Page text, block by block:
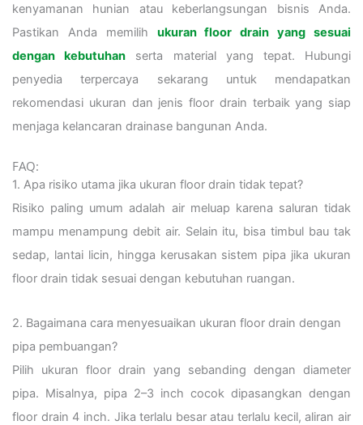
kenyamanan hunian atau keberlangsungan bisnis Anda.
Pastikan Anda memilih ukuran floor drain yang sesuai
dengan kebutuhan serta material yang tepat. Hubungi
penyedia terpercaya sekarang untuk mendapatkan
rekomendasi ukuran dan jenis floor drain terbaik yang siap
menjaga kelancaran drainase bangunan Anda.
FAQ:
1. Apa risiko utama jika ukuran floor drain tidak tepat?
Risiko paling umum adalah air meluap karena saluran tidak
mampu menampung debit air. Selain itu, bisa timbul bau tak
sedap, lantai licin, hingga kerusakan sistem pipa jika ukuran
floor drain tidak sesuai dengan kebutuhan ruangan.
2. Bagaimana cara menyesuaikan ukuran floor drain dengan
pipa pembuangan?
Pilih ukuran floor drain yang sebanding dengan diameter
pipa. Misalnya, pipa 2–3 inch cocok dipasangkan dengan
floor drain 4 inch. Jika terlalu besar atau terlalu kecil, aliran air